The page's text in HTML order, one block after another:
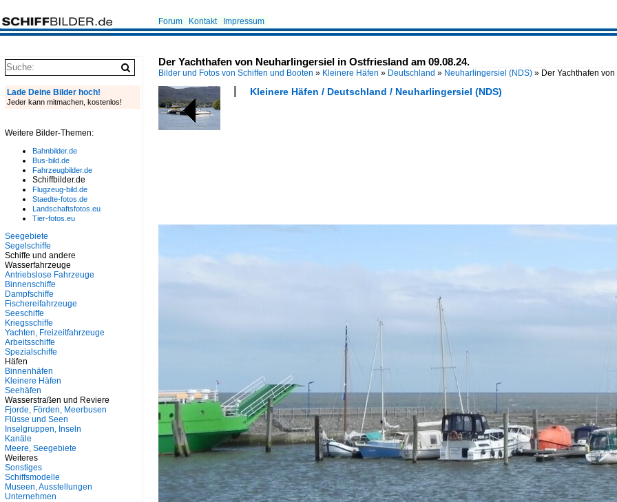
Forum Kontakt Impressum
Der Yachthafen von Neuharlingersiel in Ostfriesland am 09.08.24.
Bilder und Fotos von Schiffen und Booten » Kleinere Häfen » Deutschland » Neuharlingersiel (NDS) » Der Yachthafen
Kleinere Häfen / Deutschland / Neuharlingersiel (NDS)
Lade Deine Bilder hoch!
Jeder kann mitmachen, kostenlos!
Weitere Bilder-Themen:
Bahnbilder.de
Bus-bild.de
Fahrzeugbilder.de
Schiffbilder.de
Flugzeug-bild.de
Staedte-fotos.de
Landschaftsfotos.eu
Tier-fotos.eu
Seegebiete
Segelschiffe
Schiffe und andere
Wasserfahrzeuge
Antriebslose Fahrzeuge
Binnenschiffe
Dampfschiffe
Fischereifahrzeuge
Seeschiffe
Kriegsschiffe
Yachten, Freizeitfahrzeuge
Arbeitsschiffe
Spezialschiffe
Häfen
Binnenhäfen
Kleinere Häfen
Seehäfen
Wasserstraßen und Reviere
Fjorde, Förden, Meerbusen
Flüsse und Seen
Inselgruppen, Inseln
Kanäle
Meere, Seegebiete
Weiteres
Sonstiges
Schiffsmodelle
Museen, Ausstellungen
Unternehmen